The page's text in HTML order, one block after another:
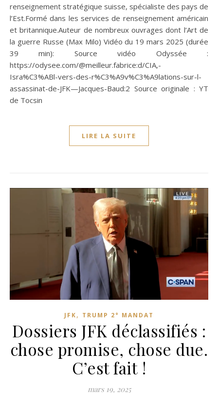
renseignement stratégique suisse, spécialiste des pays de
l’Est.Formé dans les services de renseignement américain
et britannique.Auteur de nombreux ouvrages dont l’Art de
la guerre Russe (Max Milo) Vidéo du 19 mars 2025 (durée
39 min): Source vidéo Odyssée :
https://odysee.com/@meilleur.fabrice:d/CIA,-
Isra%C3%ABl-vers-des-r%C3%A9v%C3%A9lations-sur-l-
assassinat-de-JFK—Jacques-Baud:2 Source originale : YT
de Tocsin
LIRE LA SUITE
JFK, TRUMP 2° MANDAT
Dossiers JFK déclassifiés :
chose promise, chose due.
C’est fait !
mars 19, 2025